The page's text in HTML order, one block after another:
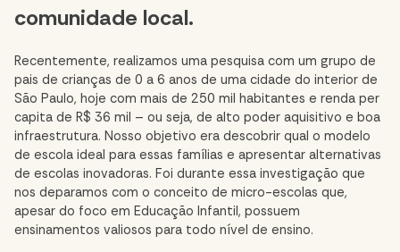
comunidade local.
Recentemente, realizamos uma pesquisa com um grupo de
pais de crianças de 0 a 6 anos de uma cidade do interior de
São Paulo, hoje com mais de 250 mil habitantes e renda per
capita de R$ 36 mil – ou seja, de alto poder aquisitivo e boa
infraestrutura. Nosso objetivo era descobrir qual o modelo
de escola ideal para essas famílias e apresentar alternativas
de escolas inovadoras. Foi durante essa investigação que
nos deparamos com o conceito de micro-escolas que,
apesar do foco em Educação Infantil, possuem
ensinamentos valiosos para todo nível de ensino.